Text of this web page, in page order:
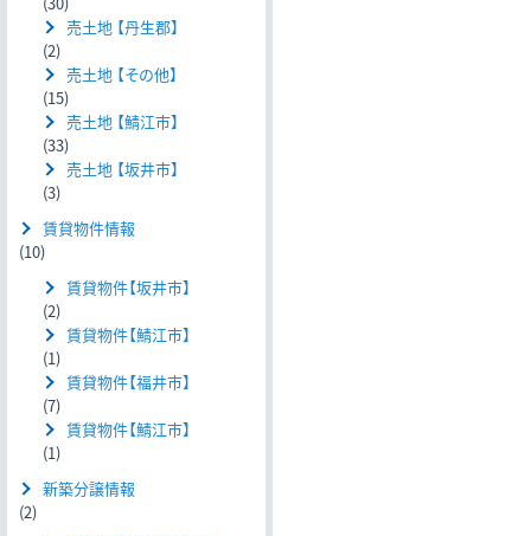
売土地 【丹生郡】
(2)
売土地 【その他】
(15)
売土地 【鯖江市】
(33)
売土地 【坂井市】
(3)
賃貸物件情報
(10)
賃貸物件【坂井市】
(2)
賃貸物件【鯖江市】
(1)
賃貸物件【福井市】
(7)
賃貸物件【鯖江市】
(1)
新築分譲情報
(2)